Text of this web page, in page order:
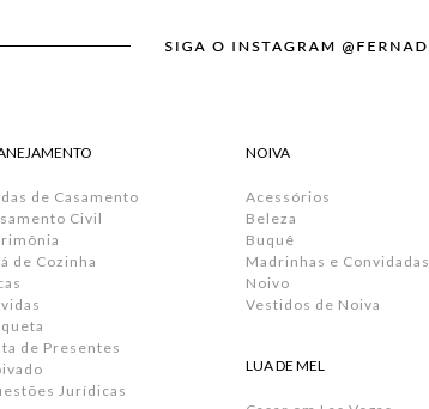
de Casamento
Civil
de Cozinha
de Presentes
Jurídicas
NOIVA
Acessórios
Beleza
Buquê
Madrinhas e Convidadas
Noivo
Vestidos de Noiva
LUA DE MEL